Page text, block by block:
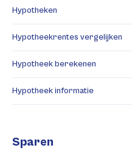
Hypotheken
Hypotheekrentes vergelijken
Hypotheek berekenen
Hypotheek informatie
Sparen